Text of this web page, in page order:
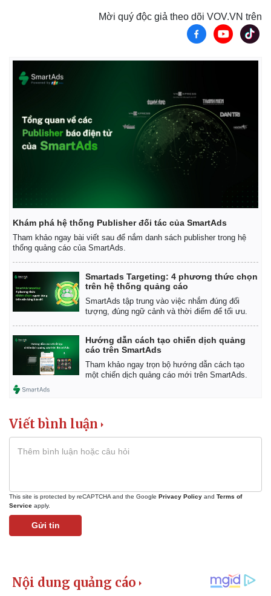
Pháp luật
Mời quý độc giả theo dõi VOV.VN trên
Khám phá hệ thống Publisher đối tác của SmartAds
Tham khảo ngay bài viết sau để nắm danh sách publisher trong hệ
thống quảng cáo của SmartAds.
Smartads Targeting: 4 phương thức chọn
trên hệ thống quảng cáo
SmartAds tập trung vào việc nhắm đúng đối
tượng, đúng ngữ cảnh và thời điểm để tối ưu.
Hướng dẫn cách tạo chiến dịch quảng
cáo trên SmartAds
Tham khảo ngay trọn bộ hướng dẫn cách tạo
một chiến dịch quảng cáo mới trên SmartAds.
Viết bình luận
This site is protected by reCAPTCHA and the Google Privacy Policy and Terms of
Service apply.
Gửi tin